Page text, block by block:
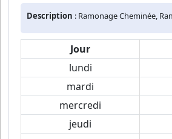
Description : Ramonage Cheminée,
Jour
lundi
mardi
mercredi
jeudi